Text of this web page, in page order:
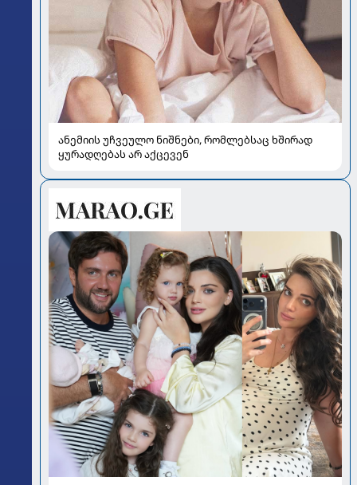
ანემიის უჩვეულო ნიშნები, რომლებსაც ხშირად
ყურადღებას არ აქცევენ